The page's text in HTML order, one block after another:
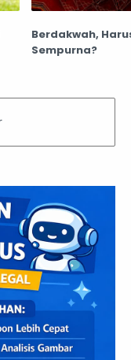
Berdakwah,
Sempurna?